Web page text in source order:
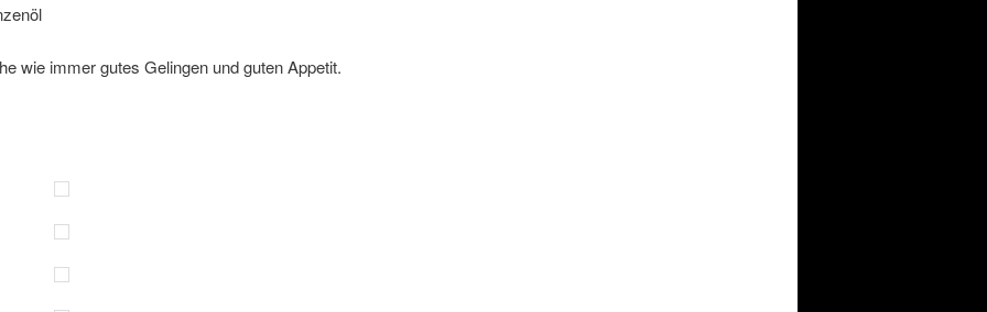
wie immer gutes Gelingen und guten Appetit.